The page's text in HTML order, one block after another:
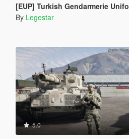
[EUP] Turkish Gendarmerie
By Legestar
5.0